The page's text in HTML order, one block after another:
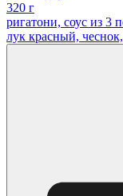
320 г
ригатони, соус из 3
лук красный,